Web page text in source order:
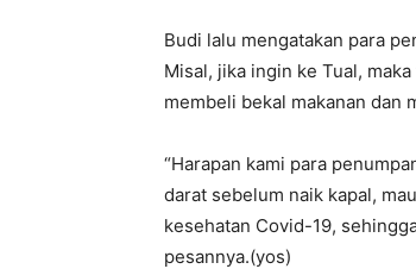
Budi lalu mengatakan para
Misal, jika ingin ke Tual,
membeli bekal makanan dan
“Harapan kami para
darat sebelum naik kapal,
kesehatan Covid-19,
pesannya.(yos)